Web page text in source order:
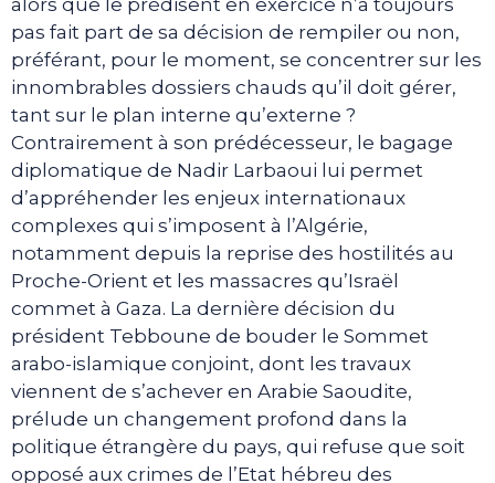
alors que le prédisent en exercice n’a toujours
pas fait part de sa décision de rempiler ou non,
préférant, pour le moment, se concentrer sur les
innombrables dossiers chauds qu’il doit gérer,
tant sur le plan interne qu’externe ?
Contrairement à son prédécesseur, le bagage
diplomatique de Nadir Larbaoui lui permet
d’appréhender les enjeux internationaux
complexes qui s’imposent à l’Algérie,
notamment depuis la reprise des hostilités au
Proche-Orient et les massacres qu’Israël
commet à Gaza. La dernière décision du
président Tebboune de bouder le Sommet
arabo-islamique conjoint, dont les travaux
viennent de s’achever en Arabie Saoudite,
prélude un changement profond dans la
politique étrangère du pays, qui refuse que soit
opposé aux crimes de l’Etat hébreu des